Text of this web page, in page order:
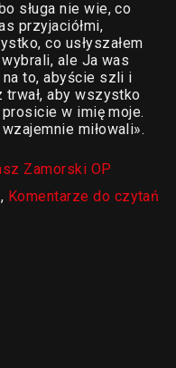
sługa nie wie, co
przyjaciółmi,
co usłyszałem
ale Ja was
na to, abyście szli i
aby wszystko
w imię moje.
miłowali».
Zamorski OP
, Komentarze do czytań